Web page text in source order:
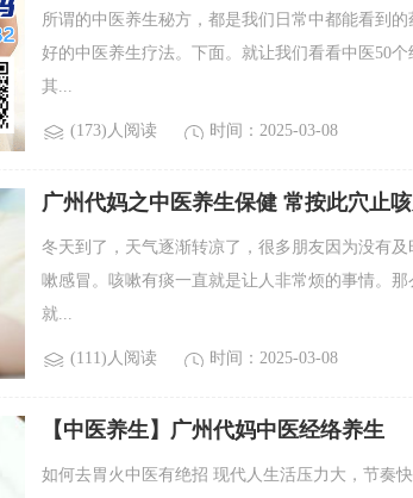
所谓的中医养生秘方，都是我们日常中都能看到
好的中医养生疗法。下面。就让我们看看中医50
其...
(173)人阅读 时间：2025-03-08
广州代妈之中医养生保健 常按此穴止
冬天到了，天气逐渐转凉了，很多朋友因为没有
嗽感冒。咳嗽有痰一直就是让人非常烦的事情。
就...
(111)人阅读 时间：2025-03-08
【中医养生】广州代妈中医经络养生
如何去胃火中医有绝招 现代人生活压力大，节奏